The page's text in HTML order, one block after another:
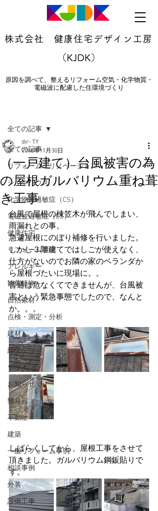
株式会社 健康住宅デザイン工房
（KJDK）
原因を調べて、整えるリフォーム空気・化学物質・
電磁波に配慮した住環境づくり
全ての記事
リフォーム・リノベーション
シックハウス
化学物質過敏症（CS）
電磁波過敏症（ES）
健康住宅
リフォーム事例
アレルギー
観葉植物
自然素材
点検・測定・分析
建材
緑化
デザイン
お知らせ
独り言
不動産
建築
一般リフォーム事例
相談事例
外装
設備工事
全ての記事
（一戸建て）台風被害の為
の屋根ガルバリウム重ね葺
き工事
dir- T.Y
2018年11月30日
台風で屋根の棟笠木が飛んでしまい、
雨漏れとの事。
急遽屋根にのぼり補修を行いました。
しかし３階建てではしごが使えなく、
仕方がないのでお隣の家のベランダか
ら屋根づたいに現場に。。
普通は危なくてできませんが、台風被
害という緊急事態でしたので、なんと
か。。。
しばらくしてから、屋根工事をさせて
頂きました。ガルバリウム鋼鈑貼りで
す。